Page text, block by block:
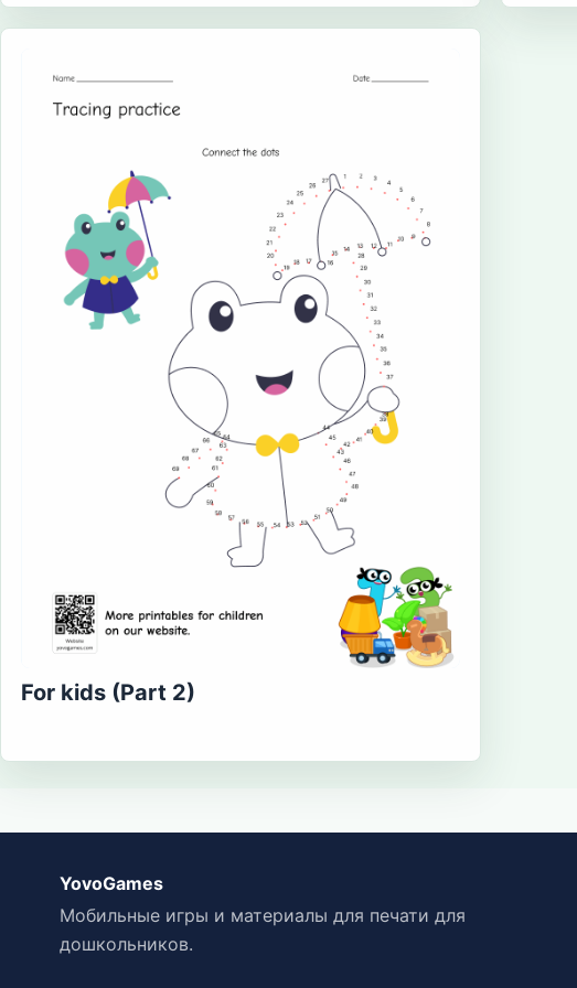
For kids (Part 2)
YovoGames
Мобильные игры и материалы для печати для
дошкольников.